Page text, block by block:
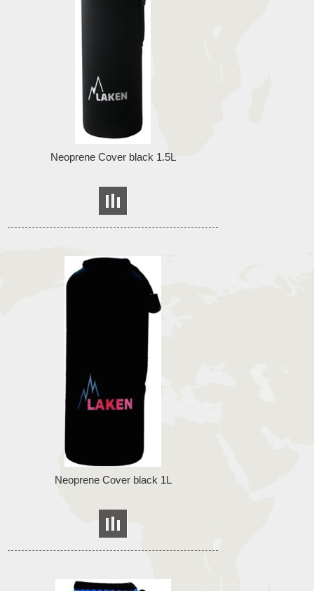
Neoprene Cover black 1.5L
Neoprene Cover black 1L